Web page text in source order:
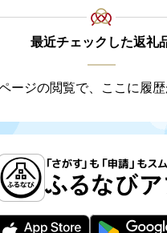
最近チェックした返礼
ージの閲覧で、ここに履歴